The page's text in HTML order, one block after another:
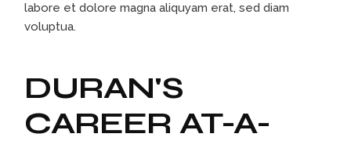
labore et dolore magna aliquyam erat, sed diam
voluptua.
DURAN'S
CAREER AT-A-